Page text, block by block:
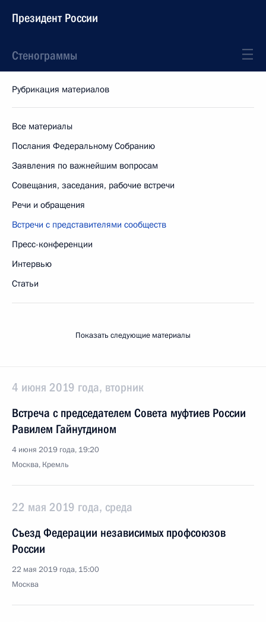
Президент России
Стенограммы
Рубрикация материалов
Все материалы
Послания Федеральному Собранию
Заявления по важнейшим вопросам
Совещания, заседания, рабочие встречи
Речи и обращения
Встречи с представителями сообществ
Пресс-конференции
Интервью
Статьи
Показать следующие материалы
4 июня 2019 года, вторник
Встреча с председателем Совета муфтиев России
Равилем Гайнутдином
4 июня 2019 года, 19:20
Москва, Кремль
22 мая 2019 года, среда
Съезд Федерации независимых профсоюзов
России
22 мая 2019 года, 15:00
Москва